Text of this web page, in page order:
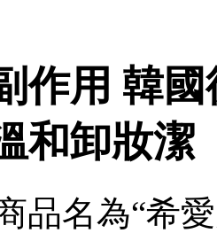
作用 韓
和卸妝潔
品名為“希